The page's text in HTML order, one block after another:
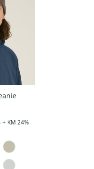
Hinnavahemik:
€11.94
+ KM 24%